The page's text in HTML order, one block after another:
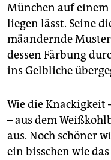
München auf einem
liegen lässt. Seine
mäandernde
dessen Färbung
ins Gelbliche
Wie die Knackigkeit
– aus dem
aus. Noch schöner
ein bisschen wie